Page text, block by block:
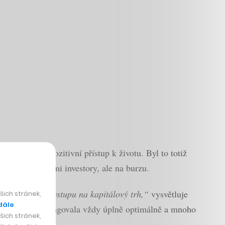
obecně pozitivní přístup k životu. Byl to totiž
kapitálovými investory, ale na burzu.
můstek při vstupu na kapitálový trh,“ vysvětluje
nefungovala vždy úplně optimálně a mnoho
stránek,
stránek,